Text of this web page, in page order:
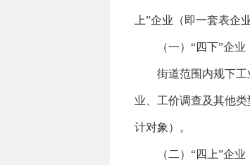
上”企业（即一套表企
（一）“四下”企业
街道范围内规下工业
业、工价调查及其他
计对象）。
（二）“四上”企业